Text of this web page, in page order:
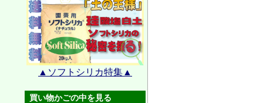
▲ソフトシリカ特集▲
買い物かごの中を見る